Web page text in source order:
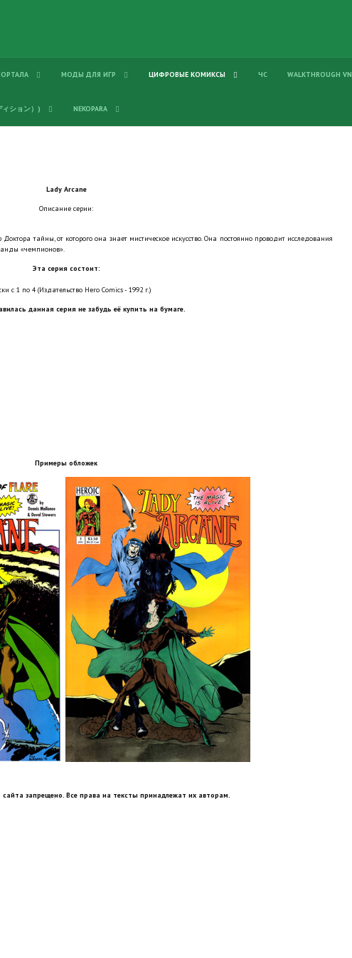
МОДЫ ДЛЯ ИГР ЦИФРОВЫЕ КОМИКСЫ ЧС WALKTHROUGH VN
ィション）) NEKOPARA
Lady Arcane
Описание серии:
тайны, от которого она знает мистическое искусство. Она постоянно проводит исследования
«чемпионов».
Эта серия состоит:
с 1 по 4 (Издательство Hero Comics - 1992 г.)
данная серия не забудь её купить на бумаге.
Примеры обложек
сайта запрещено. Все права на тексты принадлежат их авторам.